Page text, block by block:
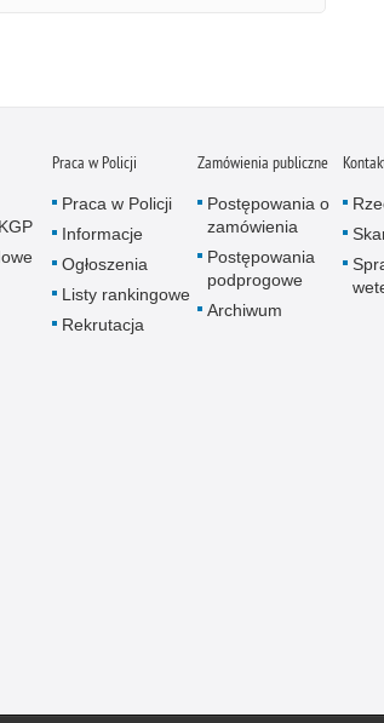
Praca w Policji
Praca w Policji
Informacje
Ogłoszenia
Listy rankingowe
Rekrutacja
Zamówienia publiczne
Postępowania o
zamówienia
Postępowania
podprogowe
Archiwum